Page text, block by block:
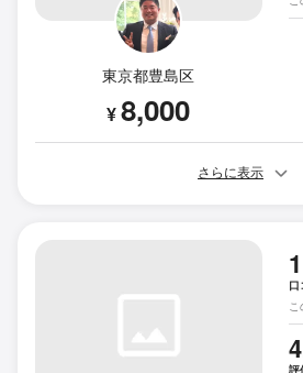
東京都豊島区
¥8,000
さらに表示
1
口
評